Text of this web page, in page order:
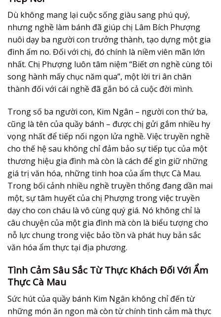
Dù không mang lại cuộc sống giàu sang phú quý,
nhưng nghề làm bánh đã giúp chị Lâm Bích Phượng
nuôi dạy ba người con trưởng thành, tạo dựng một gia
đình ấm no. Đối với chị, đó chính là niềm viên mãn lớn
nhất. Chị Phượng luôn tâm niệm “Biết ơn nghề cùng tôi
song hành mấy chục năm qua”, một lời tri ân chân
thành đối với cái nghề đã gắn bó cả cuộc đời mình.
Trong số ba người con, Kim Ngân – người con thứ ba,
cũng là tên của quầy bánh – được chị gửi gắm nhiều hy
vọng nhất để tiếp nối ngọn lửa nghề. Việc truyền nghề
cho thế hệ sau không chỉ đảm bảo sự tiếp tục của một
thương hiệu gia đình mà còn là cách để gìn giữ những
giá trị văn hóa, những tinh hoa của ẩm thực Cà Mau.
Trong bối cảnh nhiều nghề truyền thống đang dần mai
một, sự tâm huyết của chị Phượng trong việc truyền
dạy cho con cháu là vô cùng quý giá. Nó không chỉ là
câu chuyện của một gia đình mà còn là biểu tượng cho
nỗ lực chung trong việc bảo tồn và phát huy bản sắc
văn hóa ẩm thực tại địa phương.
Tình Cảm Sâu Sắc Từ Thực Khách Đối Với Ẩm
Thực Cà Mau
Sức hút của quầy bánh Kim Ngân không chỉ đến từ
những món ăn ngon mà còn từ chính tình cảm mà thực